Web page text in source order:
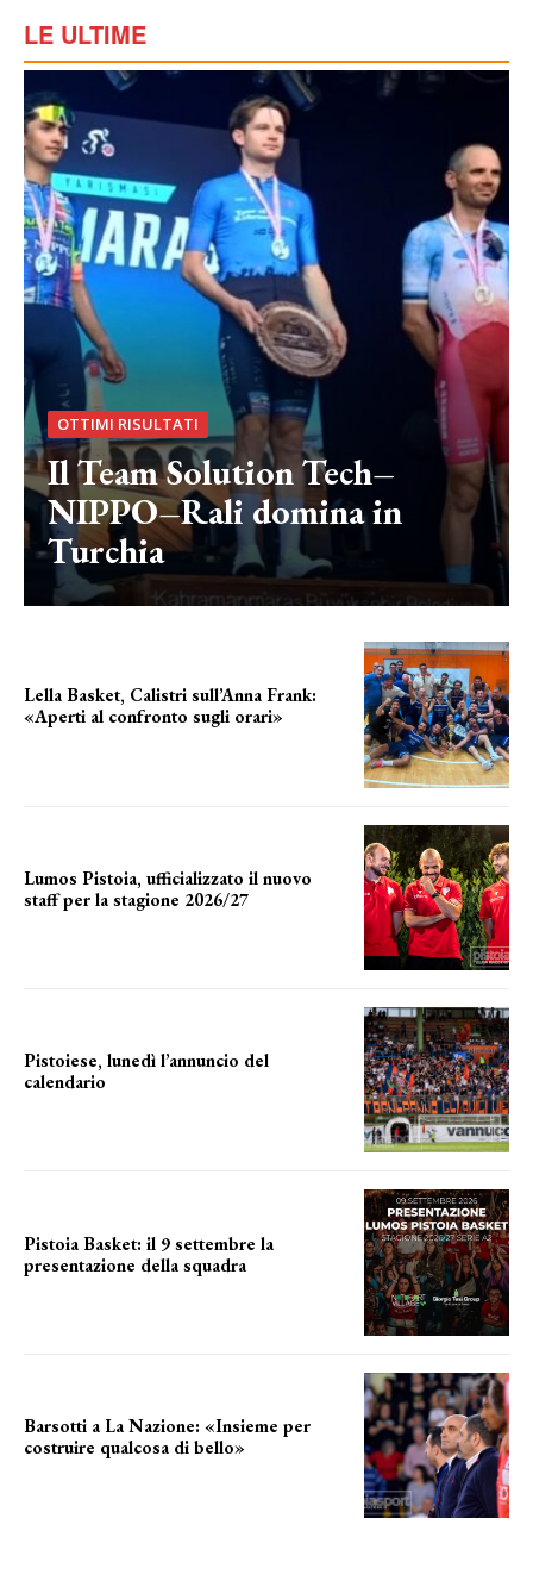
LE ULTIME
OTTIMI RISULTATI
Il Team Solution Tech–
NIPPO–Rali domina in
Turchia
Lella Basket, Calistri sull’Anna Frank:
«Aperti al confronto sugli orari»
Lumos Pistoia, ufficializzato il nuovo
staff per la stagione 2026/27
Pistoiese, lunedì l’annuncio del
calendario
Pistoia Basket: il 9 settembre la
presentazione della squadra
Barsotti a La Nazione: «Insieme per
costruire qualcosa di bello»